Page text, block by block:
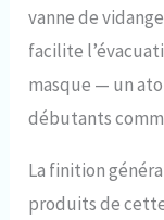
taille du
le masque est
réduit encore
matériaux de
masque de
trempé ANSI
transmission
excellent
reproduction
vanne de
facilite
masque — un
débutants
La finition
produits de